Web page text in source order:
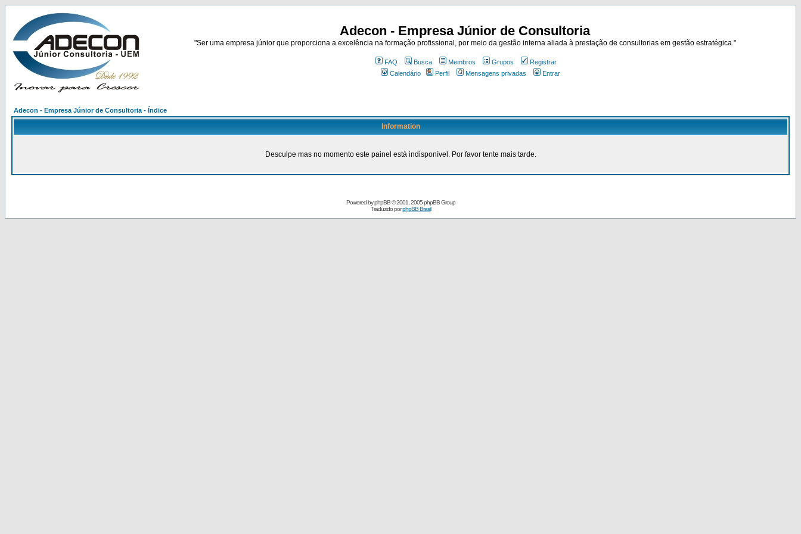
Adecon - Empresa Júnior de Consultoria
"Ser uma empresa júnior que proporciona a excelência na formação profissional, por meio da gestão interna aliada à prestação de consultorias em gestão estratégica."
FAQ Busca Membros Grupos
Registrar
Calendário
Perfil Mensagens privadas Entrar
Adecon - Empresa Júnior de Consultoria - Índice
Information
Desculpe mas no momento este painel está indisponível. Por favor tente mais tarde.
Powered byphpBB© 2001, 2005 phpBB Group
Traduzido porphpBB Brasil